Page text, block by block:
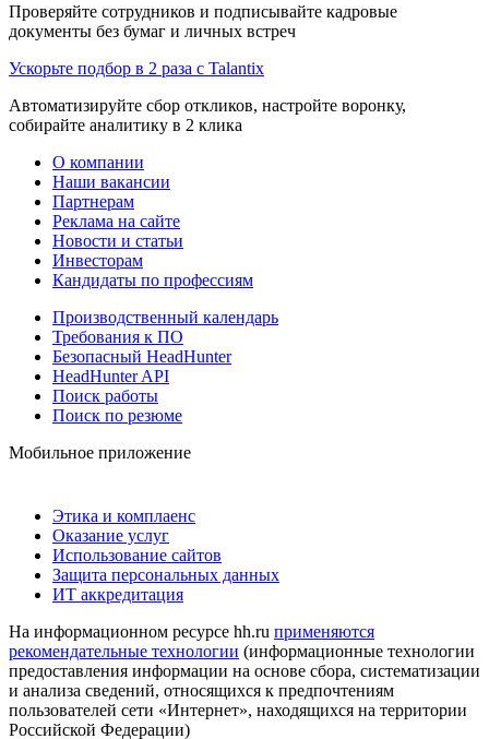
Проверяйте сотрудников и подписывайте кадровые
документы без бумаг и личных встреч
Ускорьте подбор в 2 раза с Talantix
Автоматизируйте сбор откликов, настройте воронку,
собирайте аналитику в 2 клика
О компании
Наши вакансии
Партнерам
Реклама на сайте
Новости и статьи
Инвесторам
Кандидаты по профессиям
Производственный календарь
Требования к ПО
Безопасный HeadHunter
HeadHunter API
Поиск работы
Поиск по резюме
Мобильное приложение
Этика и комплаенс
Оказание услуг
Использование сайтов
Защита персональных данных
ИТ аккредитация
На информационном ресурсе hh.ru применяются
рекомендательные технологии (информационные технологии
предоставления информации на основе сбора, систематизации
и анализа сведений, относящихся к предпочтениям
пользователей сети «Интернет», находящихся на территории
Российской Федерации)